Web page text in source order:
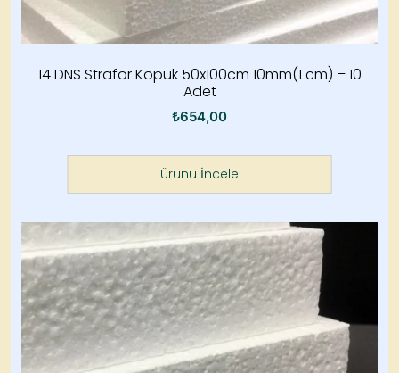
14 DNS Strafor Köpük 50x100cm 10mm(1 cm) – 10
Adet
₺654,00
Ürünü İncele